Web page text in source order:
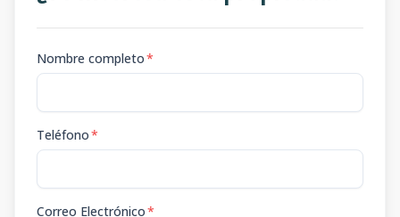
Nombre completo*
Teléfono*
Correo Electrónico*